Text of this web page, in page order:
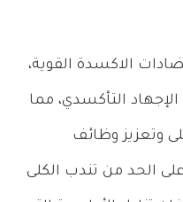
الاكسدة القوية،
التأكسدي، مما
وتعزيز وظائف
الحد من تندب الكلى